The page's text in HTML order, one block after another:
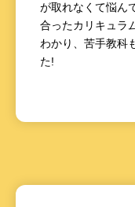
が取れなくて悩ん
合ったカリキュラ
わかり、苦手教科
た!